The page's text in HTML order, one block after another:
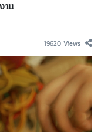
าน
19620 Views